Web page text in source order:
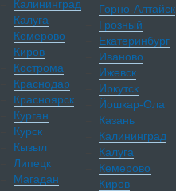
Калининград
Калуга
Кемерово
Киров
Кострома
Краснодар
Красноярск
Курган
Курск
Кызыл
Липецк
Магадан
Горно-Алтайск
Грозный
Екатеринбург
Иваново
Ижевск
Иркутск
Йошкар-Ола
Казань
Калининград
Калуга
Кемерово
Киров